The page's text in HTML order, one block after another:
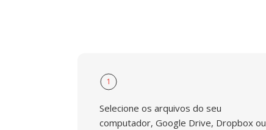
1
Selecione os arquivos do seu
computador, Google Drive, Dropbox ou